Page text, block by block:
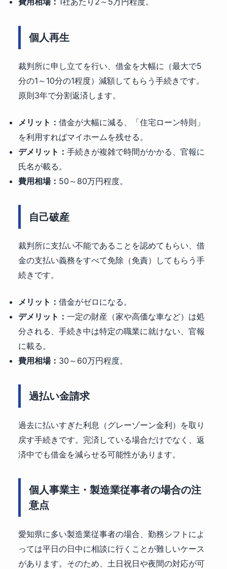
個人再生
裁判所に申し立てを行い、借金を大幅に（最大で5
分の1～10分の1程度）減額してもらう手続きです。
原則3年で分割返済します。
メリット： 借金が大幅に減る、「住宅ローン特則」
を利用すればマイホームを残せる。
デメリット： 手続きが複雑で時間がかかる、官報に
氏名が載る。
費用相場： 50～80万円程度。
自己破産
裁判所に支払い不能であることを認めてもらい、借
金の支払い義務をすべて免除（免責）してもらう手
続きです。
メリット： 借金がゼロになる。
デメリット： 一定の財産（家や高価な車など）は処
分される、手続き中は特定の職業に就けない、官報
に載る。
費用相場： 30～60万円程度。
過払い金請求
過去に払いすぎた利息（グレーゾーン金利）を取り
戻す手続きです。完済している場合だけでなく、返
済中でも借金を減らせる可能性があります。
個人事業主・製造業従事者の場合の注
意点
愛知県に多い製造業従事者の場合、勤務シフトによ
っては平日の日中に相談に行くことが難しいケース
があります。そのため、土日祝日や夜間の対応が可